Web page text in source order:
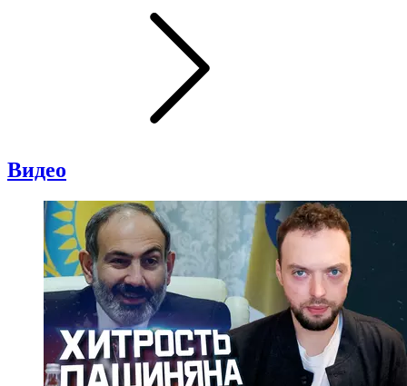
Видео